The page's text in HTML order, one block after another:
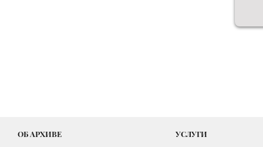
ОБ АРХИВЕ УСЛУГИ